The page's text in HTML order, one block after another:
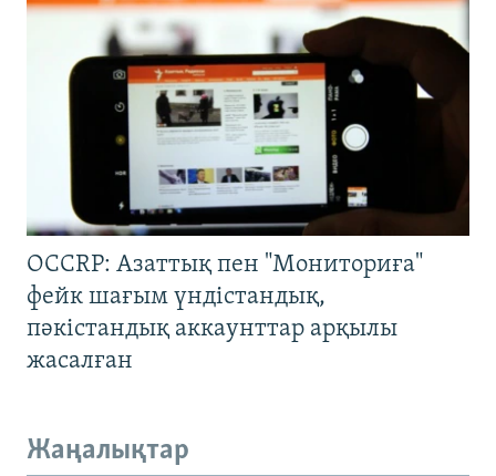
OCCRP: Азаттық пен "Мониториға"
фейк шағым үндістандық,
пәкістандық аккаунттар арқылы
жасалған
Жаңалықтар